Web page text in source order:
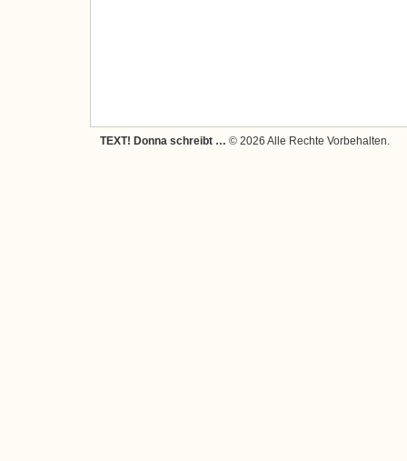
TEXT! Donna schreibt … © 2026 Alle Rechte Vorbehalten.